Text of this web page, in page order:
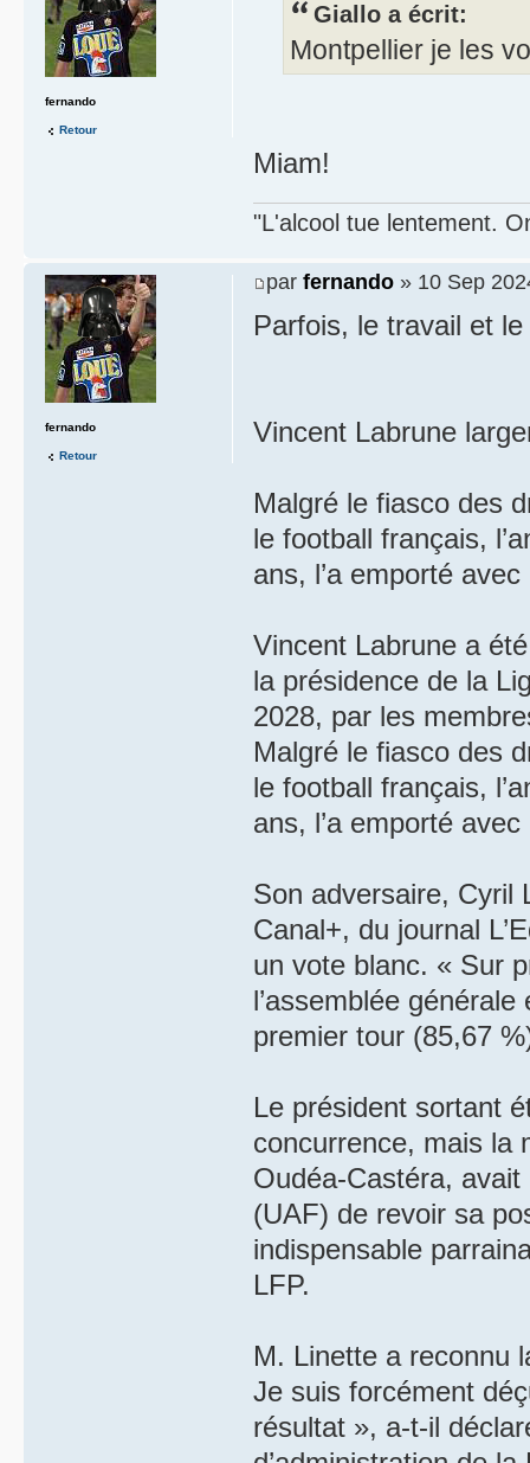
Giallo a écrit:
Montpellier je les
Miam!
"L'alcool tue lentement.
fernando
Retour
par fernando » 10 Sep
Parfois, le travail et
Vincent Labrune
Malgré le fiasco des
le football français,
ans, l’a emporté
Vincent Labrune a
la présidence de la
2028, par les
Malgré le fiasco des
le football français,
ans, l’a emporté
Son adversaire, Cyril
Canal+, du journal
un vote blanc. « Sur
l’assemblée
premier tour (85,67
Le président sortant
concurrence, mais la
Oudéa-Castéra, avait
(UAF) de revoir sa
indispensable
LFP.
M. Linette a reconnu
Je suis forcément
résultat », a-t-il
fernando
Retour